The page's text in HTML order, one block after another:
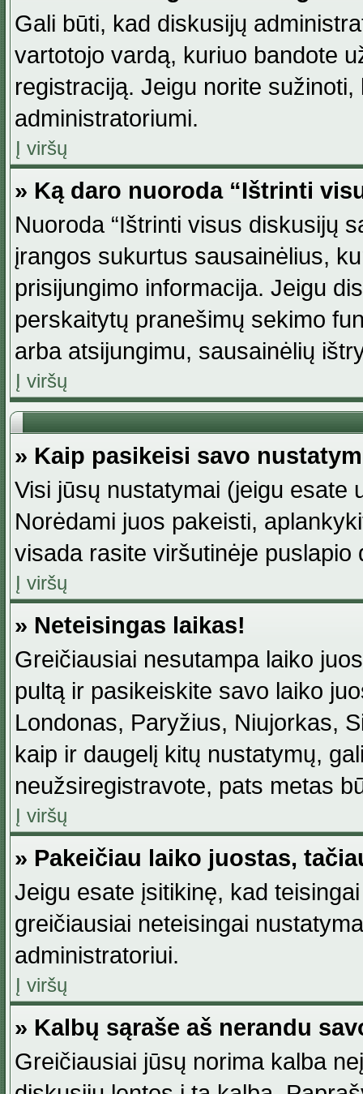
Gali būti, kad diskusijų
vartotojo vardą, kuriuo bandote
registraciją. Jeigu norite
administratoriumi.
Į viršų
» Ką daro nuoroda “Ištrinti
Nuoroda “Ištrinti visus diskusijų
įrangos sukurtus sausainėlius,
prisijungimo informacija. Jeigu
perskaitytų pranešimų sekimo
arba atsijungimu, sausainėlių
Į viršų
» Kaip pasikeisi savo
Visi jūsų nustatymai (jeigu esate
Norėdami juos pakeisti,
visada rasite viršutinėje
Į viršų
» Neteisingas laikas!
Greičiausiai nesutampa laiko
pultą ir pasikeiskite savo laiko
Londonas, Paryžius, Niujorkas,
kaip ir daugelį kitų nustatymų,
neužsiregistravote, pats metas
Į viršų
» Pakeičiau laiko juostas,
Jeigu esate įsitikinę, kad
greičiausiai neteisingai
administratoriui.
Į viršų
» Kalbų sąraše aš nerandu
Greičiausiai jūsų norima kalba